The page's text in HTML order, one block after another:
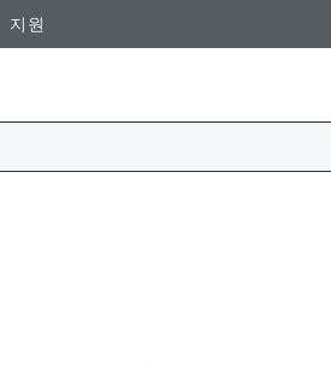
지원